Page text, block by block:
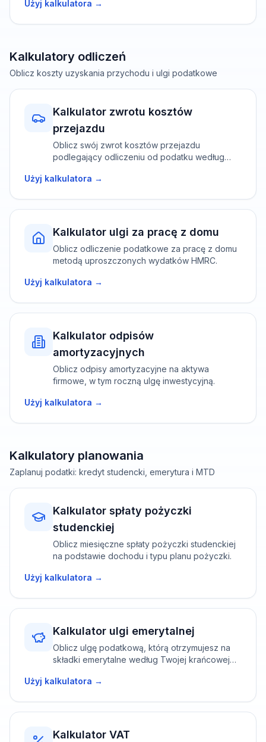
nieruchomości mieszkalnych i 10%/20% dla
Użyj kalkulatora →
Kalkulatory odliczeń
Oblicz koszty uzyskania przychodu i ulgi podatkowe
Kalkulator zwrotu kosztów
przejazdu
Oblicz swój zwrot kosztów przejazdu
podlegający odliczeniu od podatku według
Użyj kalkulatora →
Kalkulator ulgi za pracę z domu
Oblicz odliczenie podatkowe za pracę z domu
metodą uproszczonych wydatków HMRC.
Użyj kalkulatora →
Kalkulator odpisów
amortyzacyjnych
Oblicz odpisy amortyzacyjne na aktywa
firmowe, w tym roczną ulgę inwestycyjną.
Użyj kalkulatora →
Kalkulatory planowania
Zaplanuj podatki: kredyt studencki, emerytura i MTD
Kalkulator spłaty pożyczki
studenckiej
Oblicz miesięczne spłaty pożyczki studenckiej
na podstawie dochodu i typu planu pożyczki.
Użyj kalkulatora →
Kalkulator ulgi emerytalnej
Oblicz ulgę podatkową, którą otrzymujesz na
składki emerytalne według Twojej krańcowej
Użyj kalkulatora →
Kalkulator VAT